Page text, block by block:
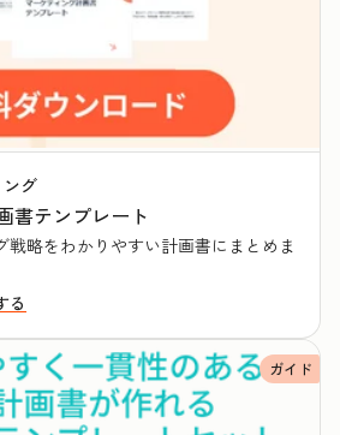
グ
書テンプレート
戦略をわかりやすい計画書にまとめま
る
ガイド